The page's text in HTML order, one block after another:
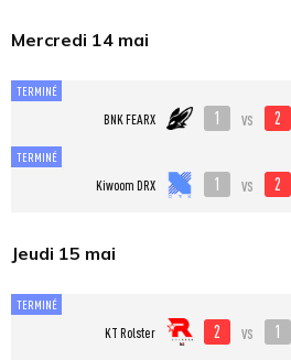
Mercredi 14 mai
TERMINÉ
BNK FEARX 1 vs 2
TERMINÉ
Kiwoom DRX 1 vs 2
Jeudi 15 mai
TERMINÉ
KT Rolster 2 vs 1